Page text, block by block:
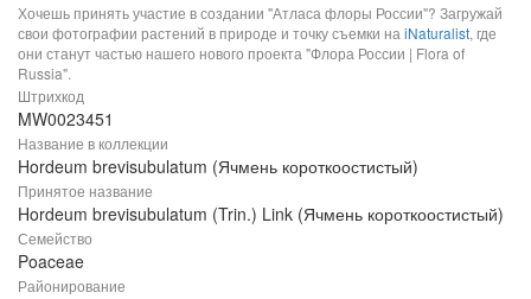
Хочешь принять участие в создании "Атласа флоры России"? Загружай
свои фотографии растений в природе и точку съемки на iNaturalist, где
они станут частью нашего нового проекта "Флора России | Flora of
Russia".
Штрихкод
MW0023451
Название в коллекции
Hordeum brevisubulatum (Ячмень короткоостистый)
Принятое название
Hordeum brevisubulatum (Trin.) Link (Ячмень короткоостистый)
Семейство
Poaceae
Районирование